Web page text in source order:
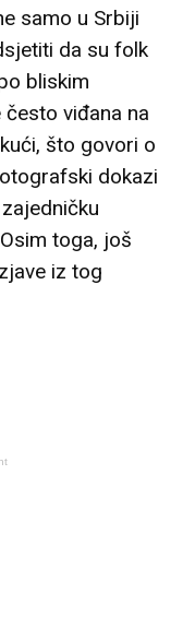
samo u Srbiji
da su folk
bliskim
viđana na
što govori o
dokazi
toga, još
iz tog